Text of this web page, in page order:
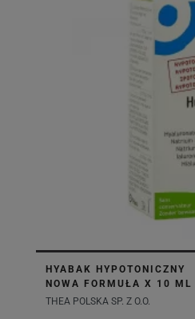
HYABAK HYPOTONICZNY
NOWA FORMUŁA X 10 ML
THEA POLSKA SP. Z O.O.